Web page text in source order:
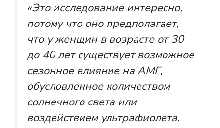
«Это исследование интересно,
потому что оно предполагает,
что у женщин в возрасте от 30
до 40 лет существует возможное
сезонное влияние на АМГ,
обусловленное количеством
солнечного света или
воздействием ультрафиолета.